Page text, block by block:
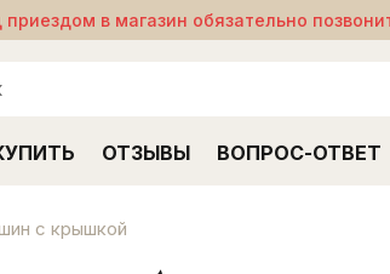
приездом в магазин обязательно
ОТЗЫВЫ ВОПРОС-ОТВЕТ
с крышкой